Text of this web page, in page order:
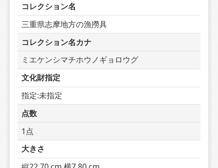
コレクション名
三重県志摩地方の漁撈具
コレクション名カナ
ミエケンシマチホウノギョロウグ
文化財指定
指定:未指定
点数
1点
大きさ